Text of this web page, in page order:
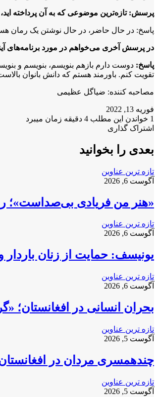
پرسش: تازه‌ترین موضوعی که به آن پرداخته
پاسخ: در حال حاضر، در حال نوشتن یک رمان
در پرسش آخری می‌خواهم در مورد برنامه‌های
پاسخ: دوست دارم بازهم بنویسم، بنویسم و
تقویت کنم. باورمند هستم که دانش بانوان
مصاحبه کننده: ضیاگل عظیمی
فوریه 13, 2022
1 خواندن این مطلب 4 دقیقه زمان میبرد
فیس
X
لینکدین
واتس
تلگرام
اشتراک گذاری
بوک
گذاری
از
ایمیل
بعدی را بخوانید
تازه ترین عناوین
آگوست 6, 2026
«هنر من فریادی بی‌صداست»؛
تازه ترین عناوین
آگوست 6, 2026
یونیسف: حمایت از زنان
تازه ترین عناوین
آگوست 6, 2026
بحران انسانی در
تازه ترین عناوین
آگوست 5, 2026
چندهمسری مردان در
تازه ترین عناوین
آگوست 5, 2026